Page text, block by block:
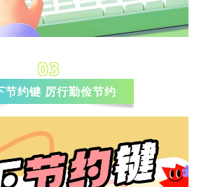
03
节约键 厉行勤俭节约